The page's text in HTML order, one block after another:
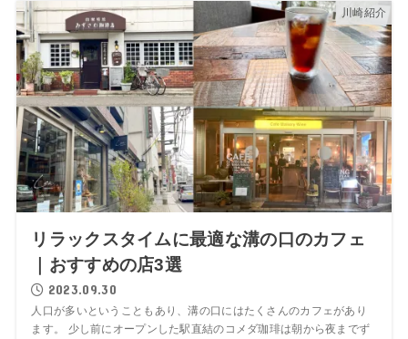
川崎紹介
リラックスタイムに最適な溝の口のカフェ
｜おすすめの店3選
2023.09.30
人口が多いということもあり、溝の口にはたくさんのカフェがあり
ます。 少し前にオープンした駅直結のコメダ珈琲は朝から夜までず